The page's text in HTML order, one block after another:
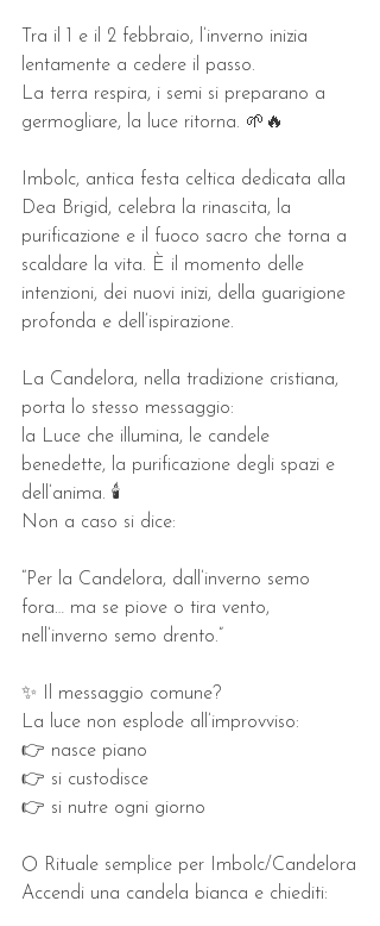
Tra il 1 e il 2 febbraio, l’inverno inizia
lentamente a cedere il passo.
La terra respira, i semi si preparano a
germogliare, la luce ritorna. 🌱🔥
Imbolc, antica festa celtica dedicata alla
Dea Brigid, celebra la rinascita, la
purificazione e il fuoco sacro che torna a
scaldare la vita. È il momento delle
intenzioni, dei nuovi inizi, della guarigione
profonda e dell’ispirazione.
La Candelora, nella tradizione cristiana,
porta lo stesso messaggio:
la Luce che illumina, le candele
benedette, la purificazione degli spazi e
dell’anima. 🕯️
Non a caso si dice:
“Per la Candelora, dall’inverno semo
fora… ma se piove o tira vento,
nell’inverno semo drento.”
✨ Il messaggio comune?
La luce non esplode all’improvviso:
👉 nasce piano
👉 si custodisce
👉 si nutre ogni giorno
🌕 Rituale semplice per Imbolc/Candelora
Accendi una candela bianca e chiediti: